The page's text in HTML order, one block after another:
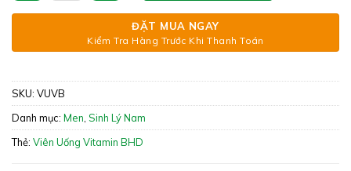
Giấy phép: 22/TIENDAT/2025
Quy cách: Hộp 50 viên
ĐẶT MUA NGAY
Kiểm Tra Hàng Trước Khi Thanh Toán
SKU: VUVB
Danh mục: Men Sinh Lý Nam
Thẻ: Viên Uống Vitamin BHD